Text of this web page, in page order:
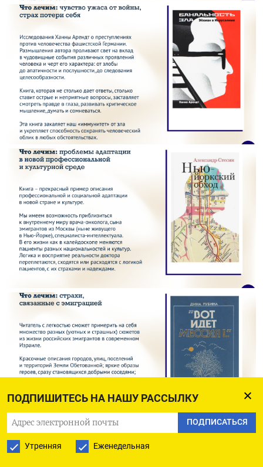
ПОДПИШИТЕСЬ НА НАШУ РАССЫЛКУ
ПОДПИСАТЬСЯ
Утренняя Еженедельная